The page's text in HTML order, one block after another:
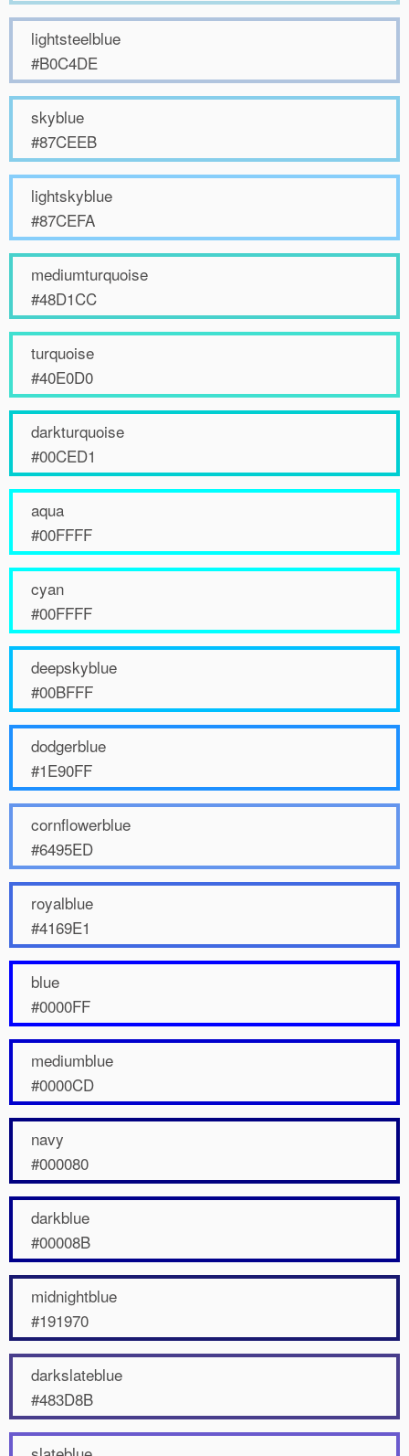
lightsteelblue
#B0C4DE
skyblue
#87CEEB
lightskyblue
#87CEFA
mediumturquoise
#48D1CC
turquoise
#40E0D0
darkturquoise
#00CED1
aqua
#00FFFF
cyan
#00FFFF
deepskyblue
#00BFFF
dodgerblue
#1E90FF
cornflowerblue
#6495ED
royalblue
#4169E1
blue
#0000FF
mediumblue
#0000CD
navy
#000080
darkblue
#00008B
midnightblue
#191970
darkslateblue
#483D8B